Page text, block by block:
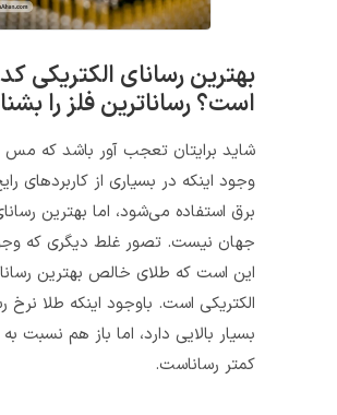
بهترین رسانای الکتریکی کدام
است؟ رساناترین فلز را بشناسید!
شاید برایتان تعجب آور باشد که مس حتی با
وجود اینکه در بسیاری از کاربردهای رایج صنعت
برق استفاده می‌شود، اما بهترین رسانای الکتریکی
جهان نیست. تصور غلط دیگری که وجود دارد،
این است که طلای خالص بهترین رسانای
الکتریکی است. باوجود اینکه طلا نرخ رسانایی
بسیار بالایی دارد، اما باز هم نسبت به فلز مس
کمتر رساناست.